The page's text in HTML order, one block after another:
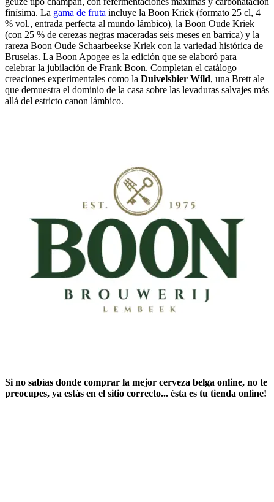
finísima. La gama de fruta incluye la Boon Kriek (formato 25 cl, 4
% vol., entrada perfecta al mundo lámbico), la Boon Oude Kriek
(con 25 % de cerezas negras maceradas seis meses en barrica) y la
rareza Boon Oude Schaarbeekse Kriek con la variedad histórica de
Bruselas. La Boon Apogee es la edición que se elaboró para
celebrar la jubilación de Frank Boon. Completan el catálogo
creaciones experimentales como la Duivelsbier Wild, una Brett ale
que demuestra el dominio de la casa sobre las levaduras salvajes más
allá del estricto canon lámbico.
Si no sabías ​ donde comprar la mejor cerveza belga online​, no te
preocupes, ya estás en el sitio correcto... ésta es tu tienda online!